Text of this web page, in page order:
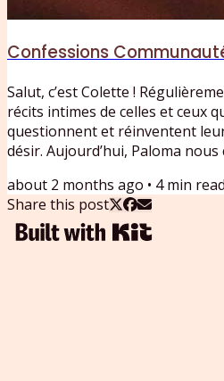
Confessions
Salut, c’est Colette !
récits intimes de celles et ceux
questionnent et réinventent
désir. Aujourd’hui, Paloma
bouleversements de la
métamorphose profonde.Entre
conscience et réappropriation
about 2 months ago • 4min read
Share this post